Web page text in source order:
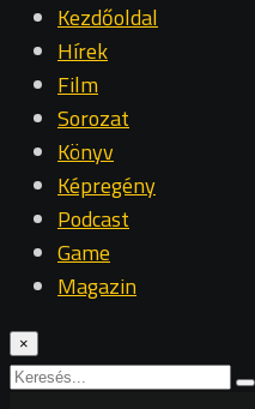
Kezdőoldal
Hírek
Film
Sorozat
Könyv
Képregény
Podcast
Game
Magazin
×